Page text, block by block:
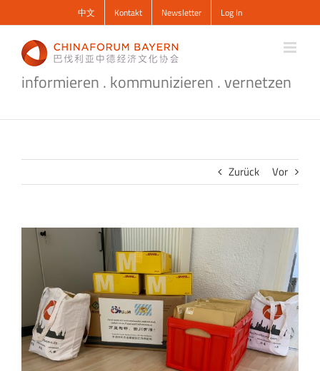
Inhalt
springen
中文 Kontakt Newsletter Log In
informieren . kommunizieren . vernetzen
Zurück Vor